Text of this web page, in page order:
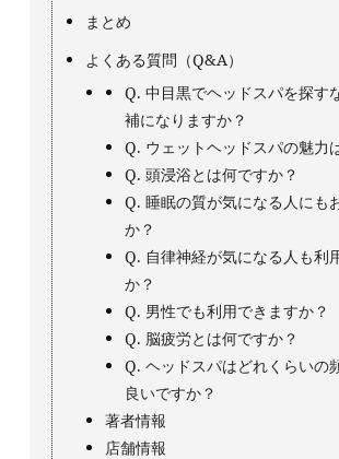
まとめ
よくある質問（Q&A）
Q. 中目黒でヘッドスパを探す
補になりますか？
Q. ウェットヘッドスパの魅力
Q. 頭浸浴とは何ですか？
Q. 睡眠の質が気になる人にも
か？
Q. 自律神経が気になる人も利
か？
Q. 男性でも利用できますか？
Q. 脳疲労とは何ですか？
Q. ヘッドスパはどれくらいの
良いですか？
著者情報
店舗情報